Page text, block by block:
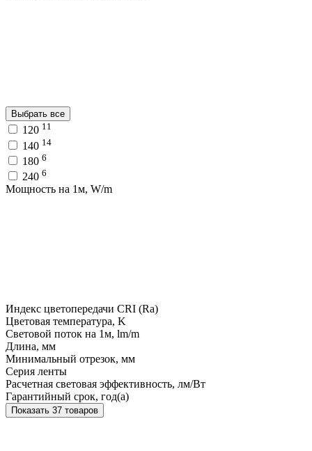
Выбрать все
120 11
140 14
180 6
240 6
Мощность на 1м, W/m
Индекс цветопередачи CRI (Ra)
Цветовая температура, K
Световой поток на 1м, lm/m
Длина, мм
Минимальный отрезок, мм
Серия ленты
Расчетная световая эффективность, лм/Вт
Гарантийный срок, год(а)
Показать 37 товаров